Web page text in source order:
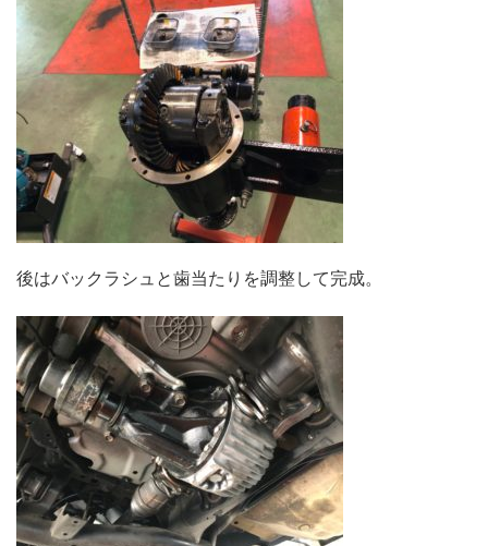
後はバックラシュと歯当たりを調整して完成。